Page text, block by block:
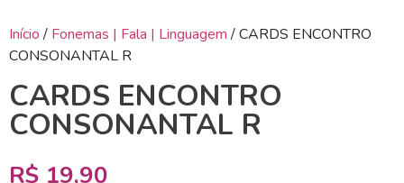
Início / Fonemas | Fala | Linguagem / CARDS ENCONTRO
CONSONANTAL R
CARDS ENCONTRO
CONSONANTAL R
R$ 19,90